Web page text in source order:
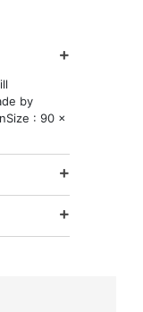
by
: 90 x